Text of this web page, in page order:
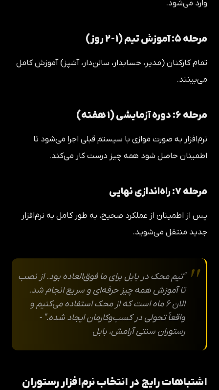
وارد می‌شود.
مرحله ۵: آموزش تیم (۱-۲ روز)
تمام کارکنان (مدیر، حسابدار، سالن‌دار، آشپز) آموزش کامل
می‌بینند.
مرحله ۶: دوره آزمایشی (۱ هفته)
نرم‌افزار به صورت موازی با سیستم قبلی اجرا می‌شود تا
اطمینان حاصل شود همه چیز درست کار می‌کند.
مرحله ۷: راه‌اندازی نهایی
پس از اطمینان از عملکرد صحیح، به طور کامل به نرم‌افزار
جدید منتقل می‌شوید.
"تیم محک در بابل برای ما فوق‌العاده بود. از نصب
تا آموزش همه چیز حرفه‌ای و سریع انجام شد.
الان ۶ ماه است که از محک استفاده می‌کنیم و
واقعاً تحولی در کسب‌وکارمان ایجاد شده." -
رستوران سنتی آرامش، بابل
اشتباهات رایج در انتخاب نرم‌افزار رستوران